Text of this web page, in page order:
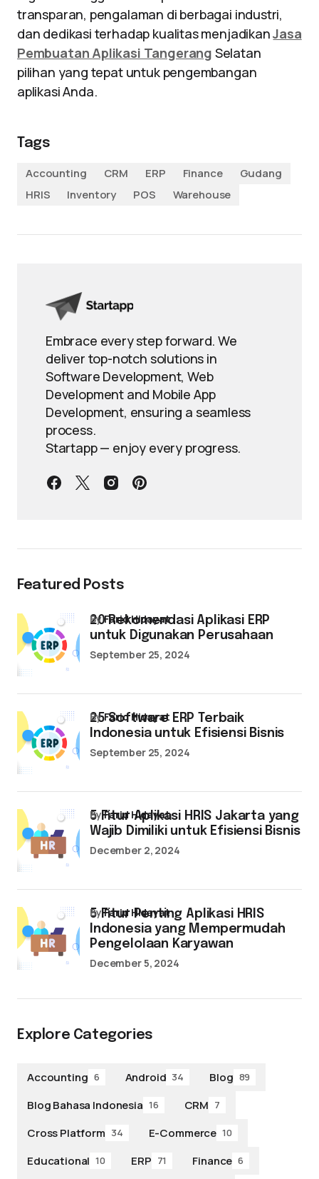
transparan, pengalaman di berbagai industri,
dan dedikasi terhadap kualitas menjadikanJasa
Pembuatan Aplikasi Tangerang Selatan
pilihan yang tepat untuk pengembangan
aplikasi Anda.
Tags
Accounting
CRM ERP Finance
Gudang
HRIS
Inventory POS Warehouse
Embrace every step forward. We
deliver top-notch solutions in
Software Development, Web
Development and Mobile App
Development, ensuring a seamless
process.
Startapp — enjoy every progress.
Featured Posts
20 Rekomendasi Aplikasi ERP
untuk Digunakan Perusahaan
byFarid Hidayat
September 25, 2024
25 Software ERP Terbaik
Indonesia untuk Efisiensi Bisnis
byFarid Hidayat
September 25, 2024
5 Fitur Aplikasi HRIS Jakarta yang
Wajib Dimiliki untuk Efisiensi Bisnis
byFarid Hidayat
December 2, 2024
5 Fitur Penting Aplikasi HRIS
Indonesia yang Mempermudah
Pengelolaan Karyawan
byFarid Hidayat
December 5, 2024
Explore Categories
Accounting 6 Android 34 Blog 89
Blog Bahasa Indonesia 16 CRM 7
Cross Platform 34 E-Commerce 10
Educational 10 ERP 71 Finance 6